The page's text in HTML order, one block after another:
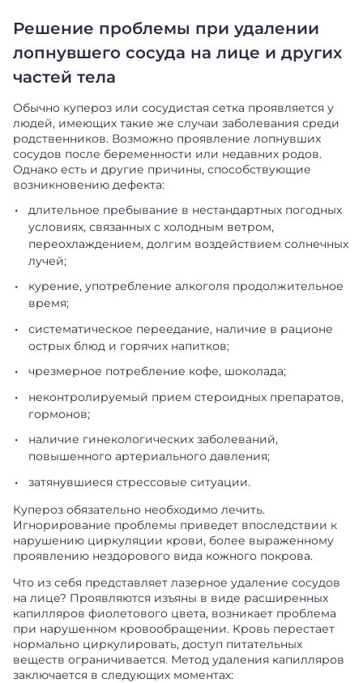
Решение проблемы при удалении
лопнувшего сосуда на лице и других
частей тела
Обычно купероз или сосудистая сетка проявляется у
людей, имеющих такие же случаи заболевания среди
родственников. Возможно проявление лопнувших
сосудов после беременности или недавних родов.
Однако есть и другие причины, способствующие
возникновению дефекта:
длительное пребывание в нестандартных погодных
условиях, связанных с холодным ветром,
переохлаждением, долгим воздействием солнечных
лучей;
курение, употребление алкоголя продолжительное
время;
систематическое переедание, наличие в рационе
острых блюд и горячих напитков;
чрезмерное потребление кофе, шоколада;
неконтролируемый прием стероидных препаратов,
гормонов;
наличие гинекологических заболеваний,
повышенного артериального давления;
затянувшиеся стрессовые ситуации.
Купероз обязательно необходимо лечить.
Игнорирование проблемы приведет впоследствии к
нарушению циркуляции крови, более выраженному
проявлению нездорового вида кожного покрова.
Что из себя представляет лазерное удаление сосудов
на лице? Проявляются изъяны в виде расширенных
капилляров фиолетового цвета, возникает проблема
при нарушенном кровообращении. Кровь перестает
нормально циркулировать, доступ питательных
веществ ограничивается. Метод удаления капилляров
заключается в следующих моментах: